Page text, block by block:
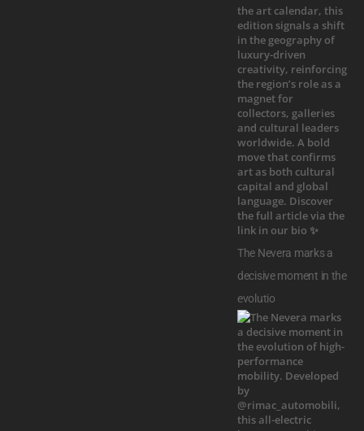
The Nevera marks a
decisive moment in the
evolutio